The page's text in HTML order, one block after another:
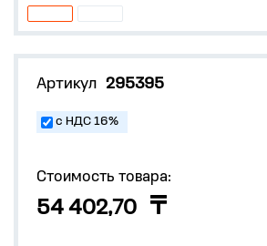
Артикул 295395
с НДС 16%
Стоимость товара:
54 402,70